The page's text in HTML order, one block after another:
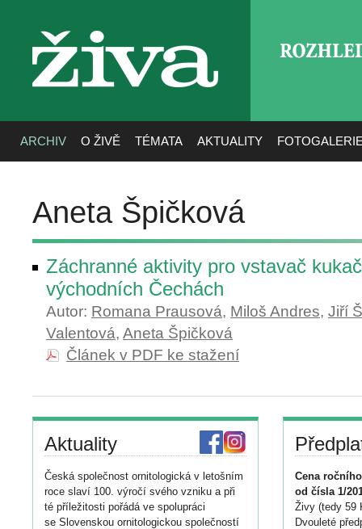
živa
ARCHIV O ŽIVĚ TÉMATA AKTUALITY
Aneta Špičková
Záchranné aktivity pro vstavač
východních Čechách
Autor: Romana Prausová, Miloš Andres, Jiří
Valentová, Aneta Špičková
Článek v PDF ke stažení
Aktuality
Česká společnost ornitologická v letošním
roce slaví 100. výročí svého vzniku a při
té příležitosti pořádá ve spolupráci
se Slovenskou ornitologickou společností
Cena
od čísla 1/
Živy (tedy 59
Dvouleté